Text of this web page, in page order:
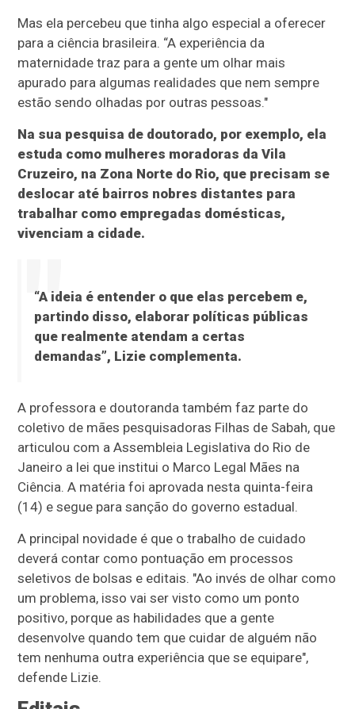
Mas ela percebeu que tinha algo especial a oferecer
para a ciência brasileira. “A experiência da
maternidade traz para a gente um olhar mais
apurado para algumas realidades que nem sempre
estão sendo olhadas por outras pessoas."
Na sua pesquisa de doutorado, por exemplo, ela
estuda como mulheres moradoras da Vila
Cruzeiro, na Zona Norte do Rio, que precisam se
deslocar até bairros nobres distantes para
trabalhar como empregadas domésticas,
vivenciam a cidade.
“A ideia é entender o que elas percebem e,
partindo disso, elaborar políticas públicas
que realmente atendam a certas
demandas”, Lizie complementa.
A professora e doutoranda também faz parte do
coletivo de mães pesquisadoras Filhas de Sabah, que
articulou com a Assembleia Legislativa do Rio de
Janeiro a lei que institui o Marco Legal Mães na
Ciência. A matéria foi aprovada nesta quinta-feira
(14) e segue para sanção do governo estadual.
A principal novidade é que o trabalho de cuidado
deverá contar como pontuação em processos
seletivos de bolsas e editais. "Ao invés de olhar como
um problema, isso vai ser visto como um ponto
positivo, porque as habilidades que a gente
desenvolve quando tem que cuidar de alguém não
tem nenhuma outra experiência que se equipare",
defende Lizie.